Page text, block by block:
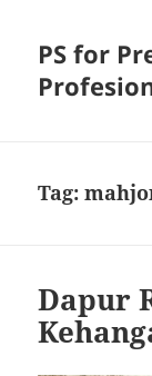
PS for
Tag:
Dapur